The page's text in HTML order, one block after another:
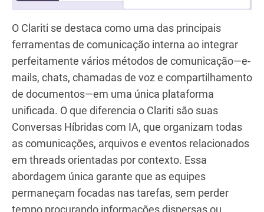
O Clariti se destaca como uma das principais
ferramentas de comunicação interna ao integrar
perfeitamente vários métodos de comunicação—e-
mails, chats, chamadas de voz e compartilhamento
de documentos—em uma única plataforma
unificada. O que diferencia o Clariti são suas
Conversas Híbridas com IA, que organizam todas
as comunicações, arquivos e eventos relacionados
em threads orientadas por contexto. Essa
abordagem única garante que as equipes
permaneçam focadas nas tarefas, sem perder
tempo procurando informações dispersas ou